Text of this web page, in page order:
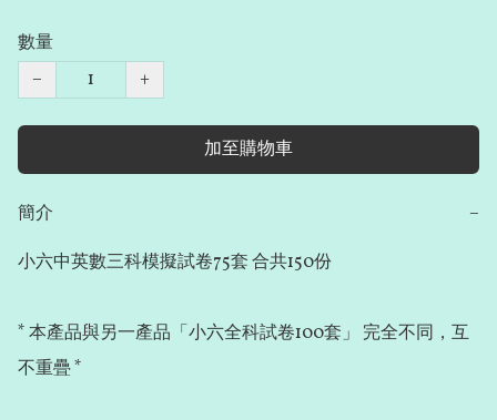
數量
−
+
加至購物車
簡介
−
小六中英數三科模擬試卷75套 合共150份
* 本產品與另一產品「小六全科試卷100套」 完全不同，互
不重疊 *